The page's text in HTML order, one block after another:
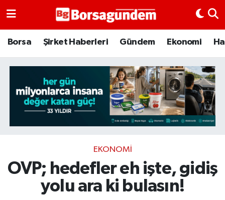
Borsa Şirket Haberleri Gündem Ekonomi
EKONOMI
OVP; hedefler eh işte, gidiş
yolu ara ki bulasın!
Borsa
Emtia
Galeri
Bitcoin
Şirket Haberleri